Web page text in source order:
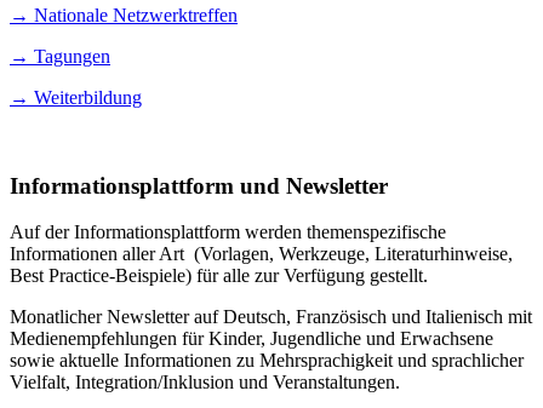
→ Nationale Netzwerktreffen
→ Tagungen
→ Weiterbildung
Informationsplattform und Newsletter
Auf der Informationsplattform werden themenspezifische
Informationen aller Art (Vorlagen, Werkzeuge, Literaturhinweise,
Best Practice-Beispiele) für alle zur Verfügung gestellt.
Monatlicher Newsletter auf Deutsch, Französisch und Italienisch mit
Medienempfehlungen für Kinder, Jugendliche und Erwachsene
sowie aktuelle Informationen zu Mehrsprachigkeit und sprachlicher
Vielfalt, Integration/Inklusion und Veranstaltungen.